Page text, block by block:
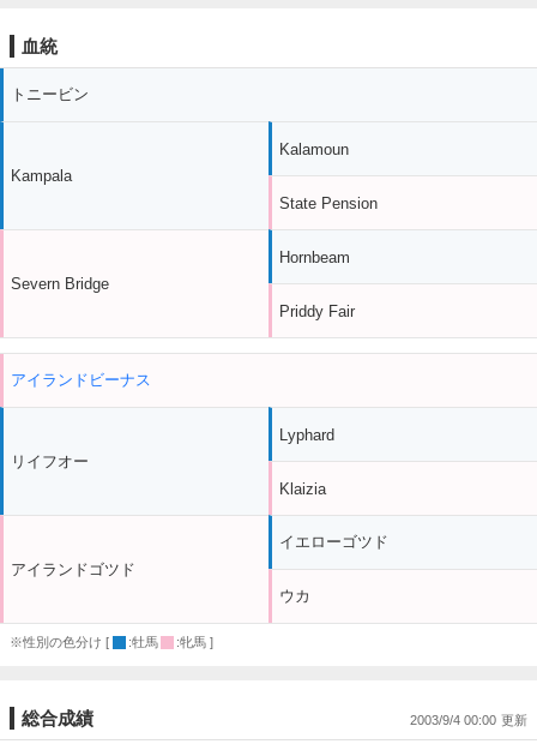
血統
トニービン
Kampala
Severn Bridge
Kalamoun
State Pension
Hornbeam
Priddy Fair
アイランドビーナス
リイフオー
アイランドゴツド
Lyphard
Klaizia
イエローゴツド
ウカ
※性別の色分け [ :牡馬 :牝馬 ]
総合成績 2003/9/4 00:00